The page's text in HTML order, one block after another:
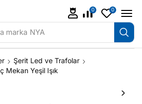
marka NYA
0 0
Şerit Led ve Trafolar
Mekan Yeşil Işık